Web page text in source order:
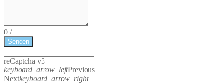
0 /
Senden
reCaptcha v3
keyboard_arrow_leftPrevious
Nextkeyboard_arrow_right